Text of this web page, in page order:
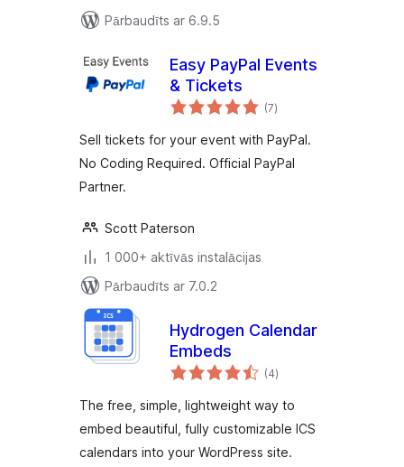
Pārbaudīts ar 6.9.5
Easy PayPal Events
& Tickets
(7vērtējumu
kopsumma
)
Sell tickets for your event with PayPal.
No Coding Required. Official PayPal
Partner.
Scott Paterson
1 000+ aktīvās instalācijas
Pārbaudīts ar 7.0.2
Hydrogen Calendar
Embeds
(4vērtējumu
kopsumma
)
The free, simple, lightweight way to
embed beautiful, fully customizable ICS
calendars into your WordPress site.